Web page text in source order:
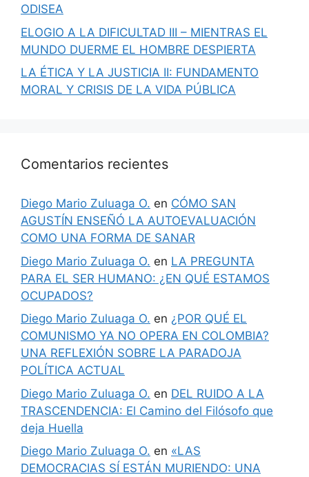
ODISEA
ELOGIO A LA DIFICULTAD III – MIENTRAS EL
MUNDO DUERME EL HOMBRE DESPIERTA
LA ÉTICA Y LA JUSTICIA II: FUNDAMENTO
MORAL Y CRISIS DE LA VIDA PÚBLICA
Comentarios recientes
Diego Mario Zuluaga O. en CÓMO SAN
AGUSTÍN ENSEÑÓ LA AUTOEVALUACIÓN
COMO UNA FORMA DE SANAR
Diego Mario Zuluaga O. en LA PREGUNTA
PARA EL SER HUMANO: ¿EN QUÉ ESTAMOS
OCUPADOS?
Diego Mario Zuluaga O. en ¿POR QUÉ EL
COMUNISMO YA NO OPERA EN COLOMBIA?
UNA REFLEXIÓN SOBRE LA PARADOJA
POLÍTICA ACTUAL
Diego Mario Zuluaga O. en DEL RUIDO A LA
TRASCENDENCIA: El Camino del Filósofo que
deja Huella
Diego Mario Zuluaga O. en «LAS
DEMOCRACIAS SÍ ESTÁN MURIENDO: UNA